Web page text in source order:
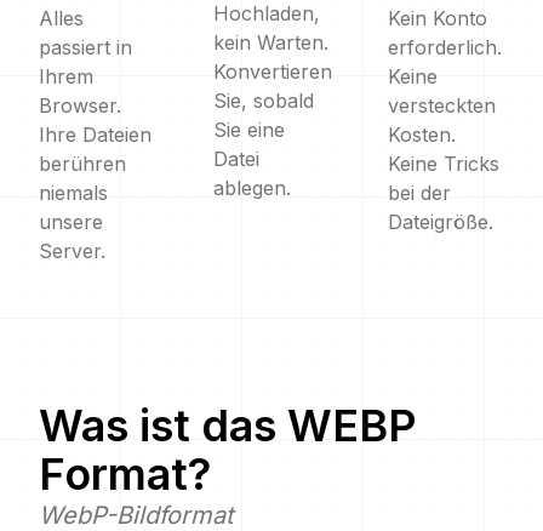
Alles
passiert in
Ihrem
Browser.
Ihre Dateien
berühren
niemals
unsere
Server.
Hochladen,
kein Warten.
Konvertieren
Sie, sobald
Sie eine
Datei
ablegen.
Kein Konto
erforderlich.
Keine
versteckten
Kosten.
Keine Tricks
bei der
Dateigröße.
Was ist das WEBP
Format?
WebP-Bildformat